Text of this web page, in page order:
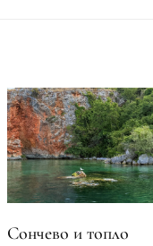
Сончево и топло